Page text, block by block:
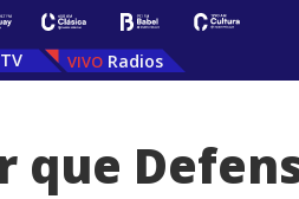
TV Radios
que